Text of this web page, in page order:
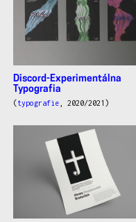
Discord-Experimentálna
Typografia
( typografie, 2020/2021)